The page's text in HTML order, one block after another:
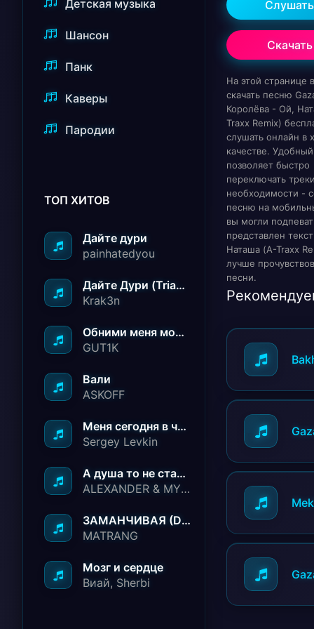
Детская музыка
Шансон
Панк
Каверы
Пародии
ТОП ХИТОВ
Дайте дури
painhatedyou
Дайте Дури (Triad Remix)
Krak3n
Обними меня молча ничего не говори
GUT1K
Вали
ASKOFF
Меня сегодня в чёрный список занесли
Sergey Levkin
А душа то не стареет
ALEXANDER & MY FAMILY
ЗАМАНЧИВАЯ (Deep House Remix)
MATRANG
Мозг и сердце
Виай, Sherbi
Слушать
Скачать
На этой странице
скачать песню
Королёва - Ой,
Traxx Remix)
слушать онлайн в
качестве.
позволяет быстро
переключать
необходимости -
песню на
вы могли
представлен
Наташа (A-Traxx
лучше
песни.